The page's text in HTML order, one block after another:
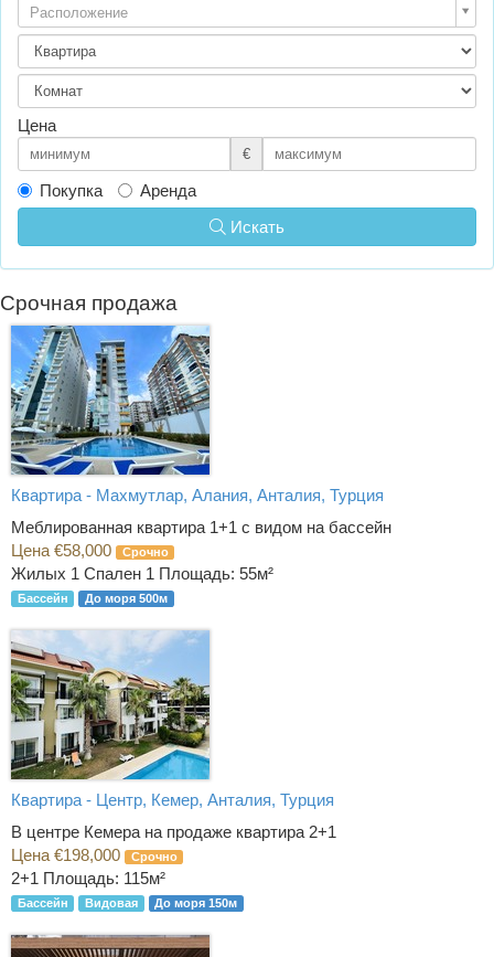
Расположение
Цена
€
Покупка
Аренда
Искать
Срочная продажа
Квартира - Махмутлар, Алания, Анталия, Турция
Меблированная квартира 1+1 с видом на бассейн
Цена €58,000
Срочно
Жилых 1 Спален 1 Площадь: 55м²
Бассейн До моря 500м
Квартира - Центр, Кемер, Анталия, Турция
В центре Кемера на продаже квартира 2+1
Цена €198,000
Срочно
2+1 Площадь: 115м²
Бассейн Видовая До моря 150м